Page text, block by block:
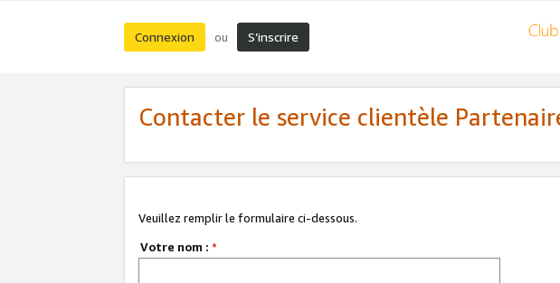
Connexion ou S’inscrire
Contacter le service clientèle
Veuillez remplir le formulaire ci-dessous.
Votre nom : *